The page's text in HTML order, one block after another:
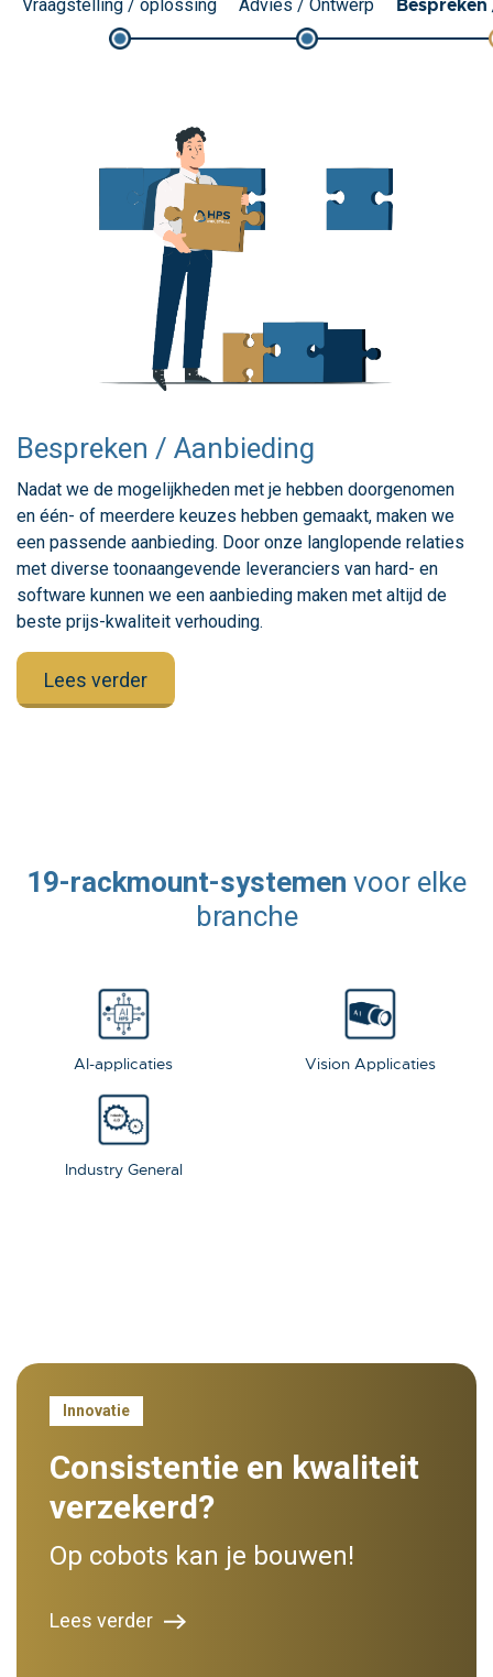
Vraagstelling / oplossing Advies / Ontwerp
Bespreken / Aanbieding
Nadat we de mogelijkheden met je hebben doorgenomen
en één- of meerdere keuzes hebben gemaakt, maken we
een passende aanbieding. Door onze langlopende relaties
met diverse toonaangevende leveranciers van hard- en
software kunnen we een aanbieding maken met altijd de
beste prijs-kwaliteit verhouding.
Lees verder
19-rackmount-systemen voor elke
branche
AI-applicaties Vision Applicaties
Industry General
Innovatie
Consistentie en kwaliteit
verzekerd?
Op cobots kan je bouwen!
Lees verder